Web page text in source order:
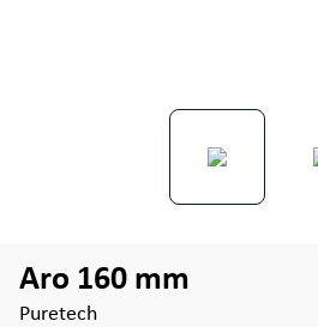
Aro 160 mm
Puretech